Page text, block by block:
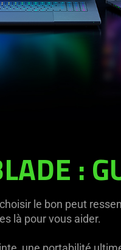
:
le bon peut
là pour vous aider.